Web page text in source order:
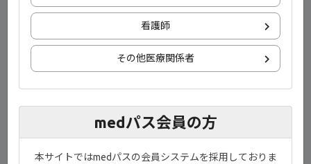
1) Morishita T, Yanai S, Toya Y, Matsumoto T, Inflamm Intest Dis
2024; 9: 174-183.
目次
看護師
その他医療関係者
medパス会員の方
本サイトではmedパスの会員システムを採用しておりま